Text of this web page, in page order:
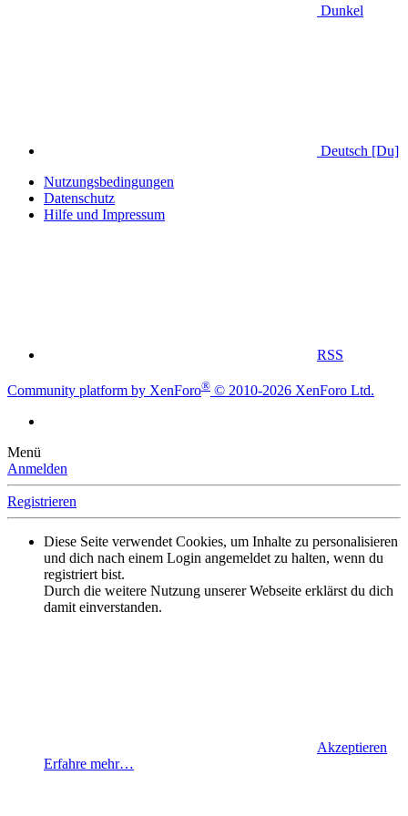
Dunkel
Deutsch [Du]
Nutzungsbedingungen
Datenschutz
Hilfe und Impressum
RSS
Community platform by XenForo® © 2010-2026 XenForo Ltd.
Menü
Anmelden
Registrieren
Diese Seite verwendet Cookies, um Inhalte zu personalisieren
und dich nach einem Login angemeldet zu halten, wenn du
registriert bist.
Durch die weitere Nutzung unserer Webseite erklärst du dich
damit einverstanden.
Akzeptieren
Erfahre mehr…